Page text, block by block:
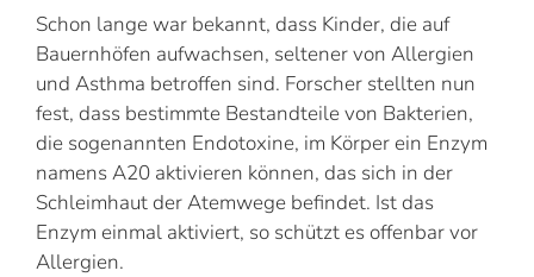
Schon lange war bekannt, dass Kinder, die auf
Bauernhöfen aufwachsen, seltener von Allergien
und Asthma betroffen sind. Forscher stellten nun
fest, dass bestimmte Bestandteile von Bakterien,
die sogenannten Endotoxine, im Körper ein Enzym
namens A20 aktivieren können, das sich in der
Schleimhaut der Atemwege befindet. Ist das
Enzym einmal aktiviert, so schützt es offenbar vor
Allergien.